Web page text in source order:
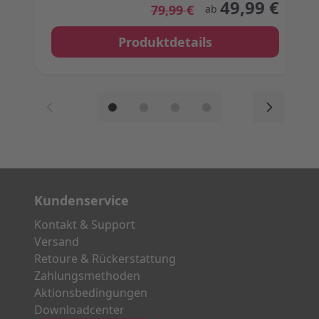
79,99 € ab 49,99 €
Produktdetails
Kundenservice
Kontakt & Support
Versand
Retoure & Rückerstattung
Zahlungsmethoden
Aktionsbedingungen
Downloadcenter